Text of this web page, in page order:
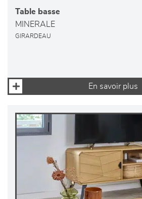
Table basse
MINERALE
GIRARDEAU
En savoir plus